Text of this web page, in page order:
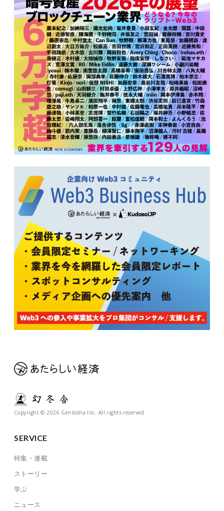
Copyright © 2026 Gentosha Inc. All rights reserved.
SERVICE
特集・連載
ストーリー
学ぶ
ニュース